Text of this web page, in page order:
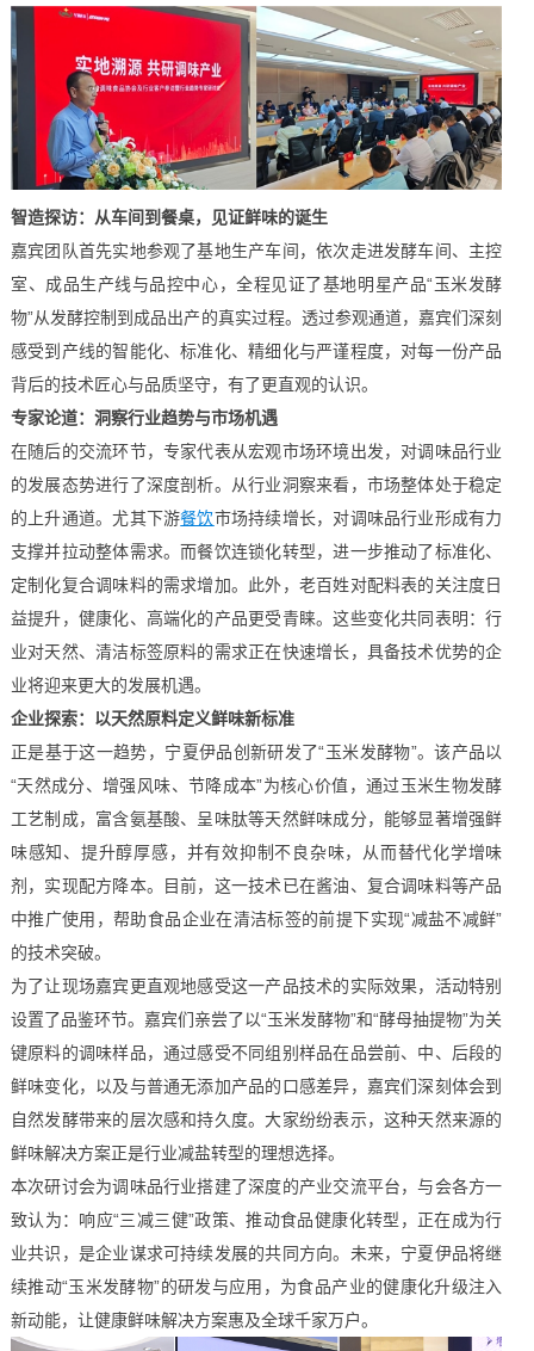
智造探访：从车间到餐桌，见证鲜味的诞生
嘉宾团队首先实地参观了基地生产车间，依次走进发酵车间、主控
室、成品生产线与品控中心，全程见证了基地明星产品“玉米发酵
物”从发酵控制到成品出产的真实过程。透过参观通道，嘉宾们深刻
感受到产线的智能化、标准化、精细化与严谨程度，对每一份产品
背后的技术匠心与品质坚守，有了更直观的认识。
专家论道：洞察行业趋势与市场机遇
在随后的交流环节，专家代表从宏观市场环境出发，对调味品行业
的发展态势进行了深度剖析。从行业洞察来看，市场整体处于稳定
的上升通道。尤其下游餐饮市场持续增长，对调味品行业形成有力
支撑并拉动整体需求。而餐饮连锁化转型，进一步推动了标准化、
定制化复合调味料的需求增加。此外，老百姓对配料表的关注度日
益提升，健康化、高端化的产品更受青睐。这些变化共同表明：行
业对天然、清洁标签原料的需求正在快速增长，具备技术优势的企
业将迎来更大的发展机遇。
企业探索：以天然原料定义鲜味新标准
正是基于这一趋势，宁夏伊品创新研发了“玉米发酵物”。该产品以
“天然成分、增强风味、节降成本”为核心价值，通过玉米生物发酵
工艺制成，富含氨基酸、呈味肽等天然鲜味成分，能够显著增强鲜
味感知、提升醇厚感，并有效抑制不良杂味，从而替代化学增味
剂，实现配方降本。目前，这一技术已在酱油、复合调味料等产品
中推广使用，帮助食品企业在清洁标签的前提下实现“减盐不减鲜”
的技术突破。
为了让现场嘉宾更直观地感受这一产品技术的实际效果，活动特别
设置了品鉴环节。嘉宾们亲尝了以“玉米发酵物”和“酵母抽提物”为关
键原料的调味样品，通过感受不同组别样品在品尝前、中、后段的
鲜味变化，以及与普通无添加产品的口感差异，嘉宾们深刻体会到
自然发酵带来的层次感和持久度。大家纷纷表示，这种天然来源的
鲜味解决方案正是行业减盐转型的理想选择。
本次研讨会为调味品行业搭建了深度的产业交流平台，与会各方一
致认为：响应“三减三健”政策、推动食品健康化转型，正在成为行
业共识，是企业谋求可持续发展的共同方向。未来，宁夏伊品将继
续推动“玉米发酵物”的研发与应用，为食品产业的健康化升级注入
新动能，让健康鲜味解决方案惠及全球千家万户。